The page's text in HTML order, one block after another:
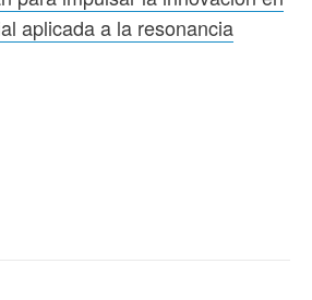
aplicada a la resonancia